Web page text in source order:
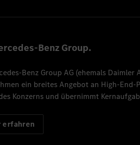
Benz Group.
Benz Group AG (ehemals Daimler
ein breites Angebot an High-
Konzerns und übernimmt
erfahren